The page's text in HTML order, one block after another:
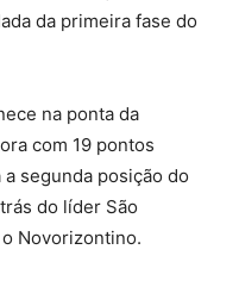
da primeira fase do
na ponta da
com 19 pontos
segunda posição do
do líder São
Novorizontino.